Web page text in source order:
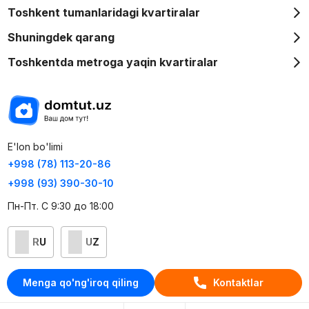
Menga qo'ng'iroq qiling Kontaktlar
Toshkent tumanlaridagi kvartiralar
Shuningdek qarang
Toshkentda metroga yaqin kvartiralar
E'lon bo'limi
+998 (78) 113-20-86
+998 (93) 390-30-10
Пн-Пт. С 9:30 до 18:00
RU UZ
Kontaktlar